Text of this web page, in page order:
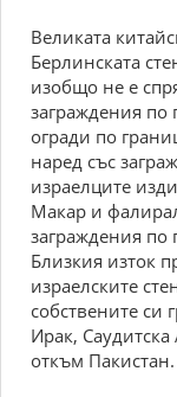
Великата
Берлинската
изобщо не е
заграждения по
огради по
наред със
израелците
Макар и
заграждения по
Близкия изток
израелските
собствените си
Ирак,
откъм Пакистан.